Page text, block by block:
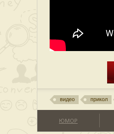
видео прикол
ЮМОР